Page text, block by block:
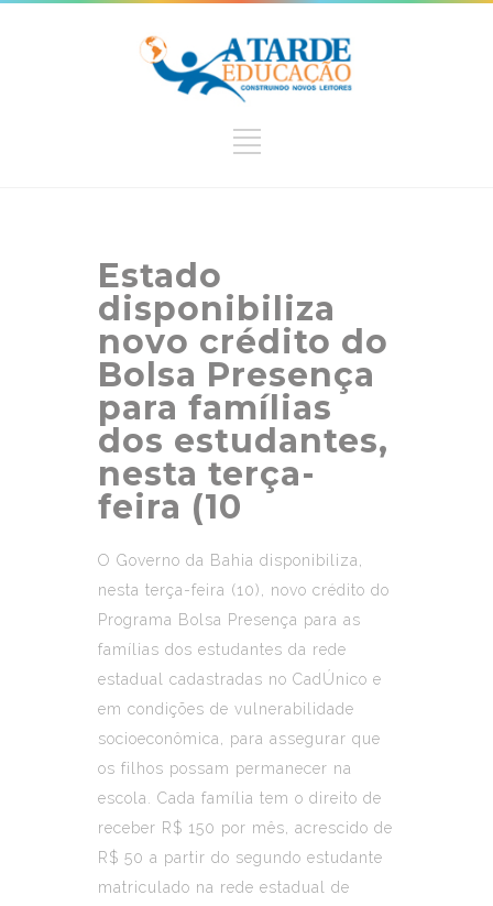
Estado
disponibiliza
novo crédito do
Bolsa Presença
para famílias
dos estudantes,
nesta terça-
feira (10
O Governo da Bahia disponibiliza,
nesta terça-feira (10), novo crédito do
Programa Bolsa Presença para as
famílias dos estudantes da rede
estadual cadastradas no CadÚnico e
em condições de vulnerabilidade
socioeconômica, para assegurar que
os filhos possam permanecer na
escola. Cada família tem o direito de
receber R$ 150 por mês, acrescido de
R$ 50 a partir do segundo estudante
matriculado na rede estadual de